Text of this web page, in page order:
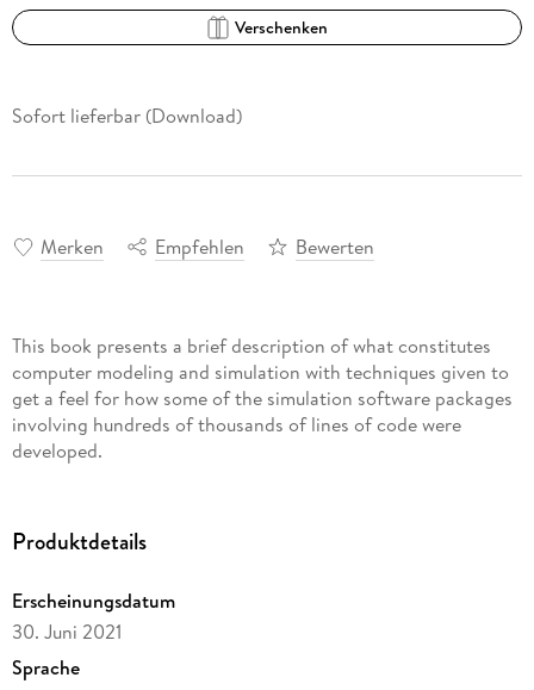
Verschenken
Sofort lieferbar (Download)
Merken Empfehlen Bewerten
This book presents a brief description of what constitutes
computer modeling and simulation with techniques given to
get a feel for how some of the simulation software packages
involving hundreds of thousands of lines of code were
developed.
Produktdetails
Erscheinungsdatum
30. Juni 2021
Sprache